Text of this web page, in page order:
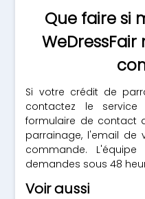
Que faire si
Si votre crédit de
contactez le service
formulaire de contact
parrainage, l'email de
commande.
demandes sous 48
Voir aussi